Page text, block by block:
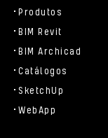
Produtos
BIM Revit
BIM Archicad
Catálogos
SketchUp
WebApp